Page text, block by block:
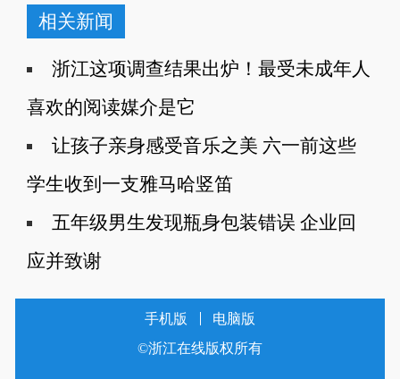
相关新闻
浙江这项调查结果出炉！最受未成年人
喜欢的阅读媒介是它
让孩子亲身感受音乐之美 六一前这些
学生收到一支雅马哈竖笛
五年级男生发现瓶身包装错误 企业回
应并致谢
手机版
电脑版
©浙江在线版权所有